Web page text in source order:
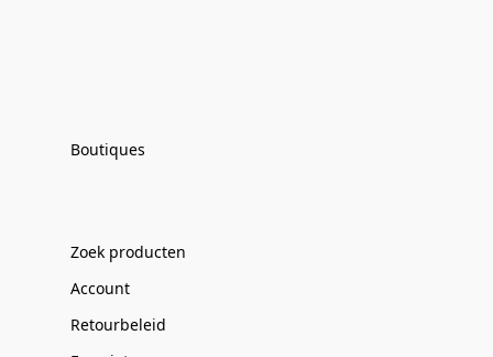
Boutiques
Zoek producten
Account
Retourbeleid